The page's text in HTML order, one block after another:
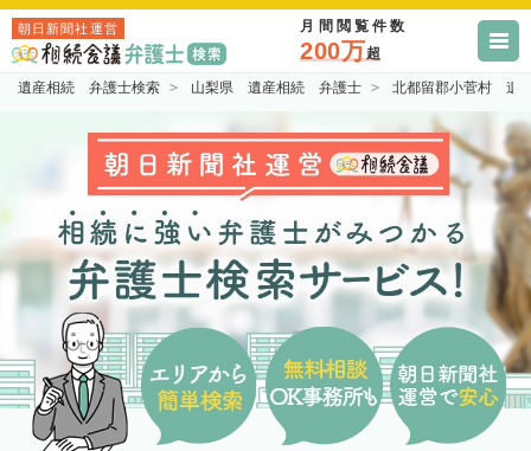
朝日新聞社運営 月間閲覧件数
200万超
遺産相続 弁護士検索 山梨県 遺産相続 弁護士 北都留郡小菅村 遺